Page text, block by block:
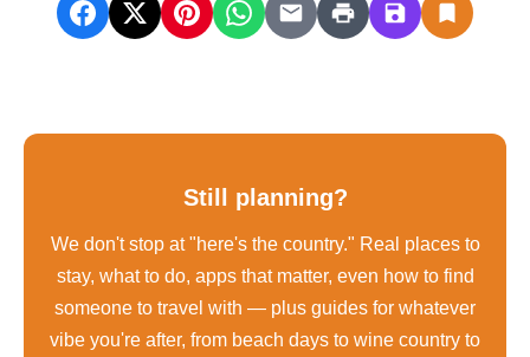
Still planning?
We don't stop at "here's the country." Real places to
stay, what to do, apps that matter, even how to find
someone to travel with — plus guides for whatever
vibe you're after, from beach days to wine country to